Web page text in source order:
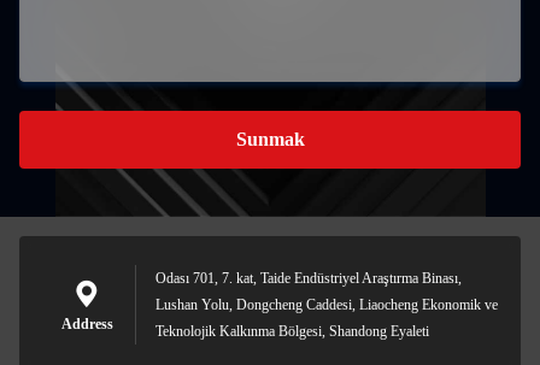
Sunmak
Address
Odası 701, 7. kat, Taide Endüstriyel Araştırma Binası,
Lushan Yolu, Dongcheng Caddesi, Liaocheng Ekonomik ve
Teknolojik Kalkınma Bölgesi, Shandong Eyaleti